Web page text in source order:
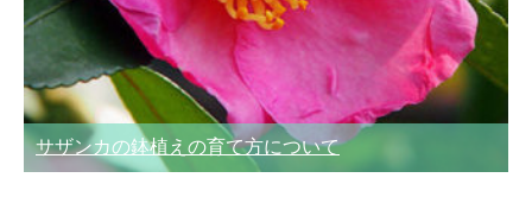
サザンカの鉢植えの育て方について